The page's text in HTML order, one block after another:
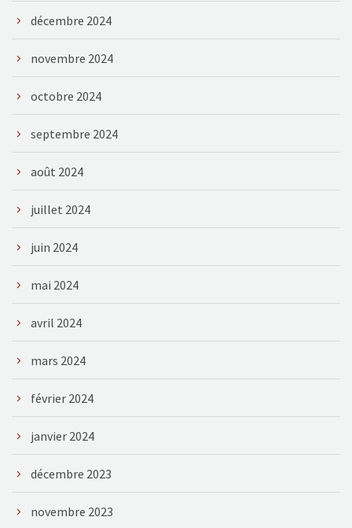
décembre 2024
novembre 2024
octobre 2024
septembre 2024
août 2024
juillet 2024
juin 2024
mai 2024
avril 2024
mars 2024
février 2024
janvier 2024
décembre 2023
novembre 2023